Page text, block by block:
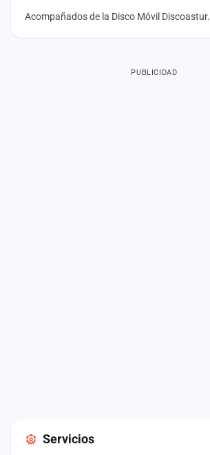
Acompañados de la Disco Móvil Discoastur.
Servicios
PUBLICIDAD